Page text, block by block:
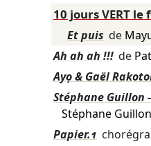
10 jours VERT
Et puis de
Ah ah ah !!! de
Ayọ & Gaël
Stéphane Guillon
Stéphane Guillon
Papier.1